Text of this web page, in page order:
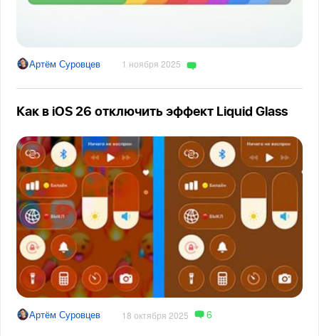
Артём Суровцев 1 ноября 2025
Как в iOS 26 отключить эффект Liquid Glass
Артём Суровцев 18 октября 2025 6